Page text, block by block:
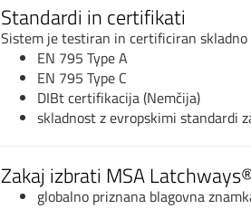
Standardi in certifikati
Sistem je testiran in certificiran skladno
EN 795 Type A
EN 795 Type C
DIBt certifikacija (Nemčija)
skladnost z evropskimi standardi
Zakaj izbrati MSA
globalno priznana blagovna